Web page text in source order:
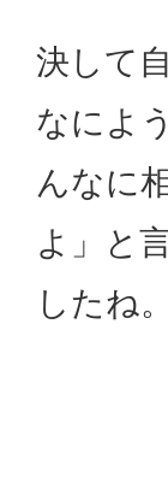
決して
なによ
んなに
よ」と
したね。